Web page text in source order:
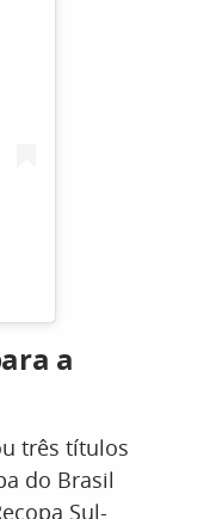
a
três títulos
do Brasil
Sul-